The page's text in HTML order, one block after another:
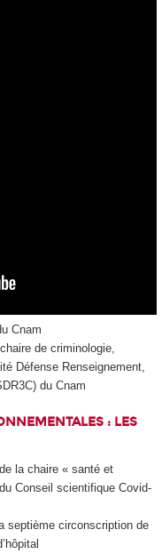
Cnam
de criminologie,
Défense Renseignement,
du Cnam
: LES
la chaire « santé et
Conseil scientifique Covid-
septième circonscription de